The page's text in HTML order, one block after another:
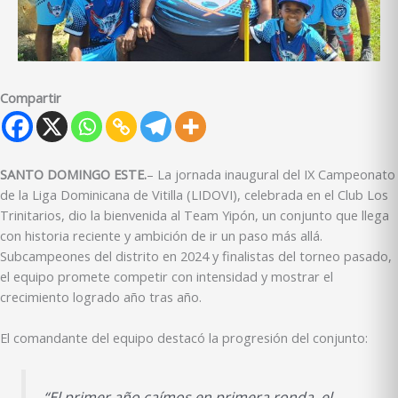
Compartir
SANTO DOMINGO ESTE.– La jornada inaugural del IX Campeonato
de la Liga Dominicana de Vitilla (LIDOVI), celebrada en el Club Los
Trinitarios, dio la bienvenida al Team Yipón, un conjunto que llega
con historia reciente y ambición de ir un paso más allá.
Subcampeones del distrito en 2024 y finalistas del torneo pasado,
el equipo promete competir con intensidad y mostrar el
crecimiento logrado año tras año.
El comandante del equipo destacó la progresión del conjunto: